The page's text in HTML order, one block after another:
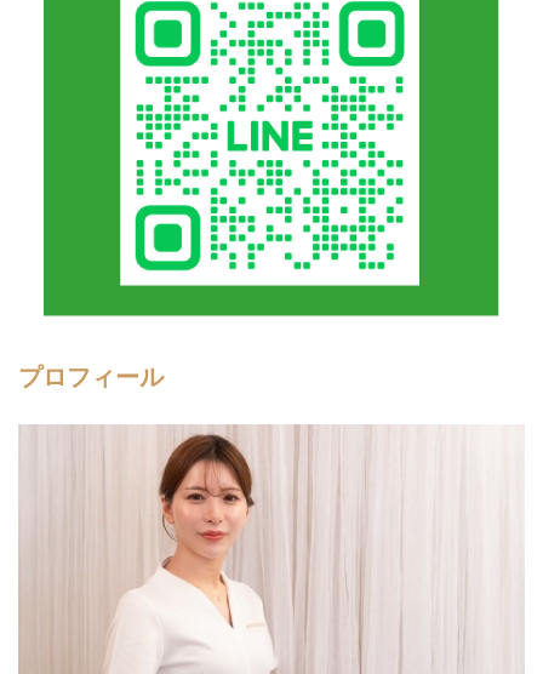
プロフィール